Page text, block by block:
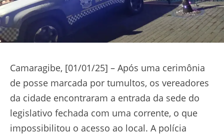
Camaragibe, [01/01/25] – Após uma cerimônia
de posse marcada por tumultos, os vereadores
da cidade encontraram a entrada da sede do
legislativo fechada com uma corrente, o que
impossibilitou o acesso ao local. A polícia